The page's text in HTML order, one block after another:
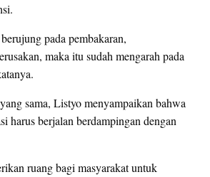
pada pembakaran,
maka itu sudah mengarah pada
sama, Listyo menyampaikan bahwa
harus berjalan berdampingan dengan
ruang bagi masyarakat untuk